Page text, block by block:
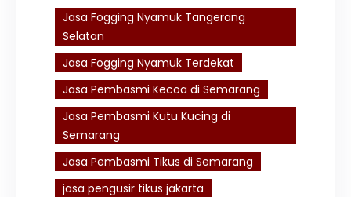
Jasa Fogging Nyamuk Tangerang
Selatan
Jasa Fogging Nyamuk Terdekat
Jasa Pembasmi Kecoa di Semarang
Jasa Pembasmi Kutu Kucing di
Semarang
Jasa Pembasmi Tikus di Semarang
jasa pengusir tikus jakarta